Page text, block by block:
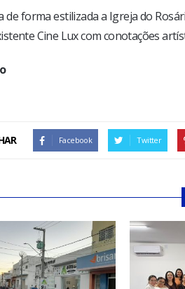
de forma estilizada a Igreja do
Cine Lux com conotações
Facebook Twitter